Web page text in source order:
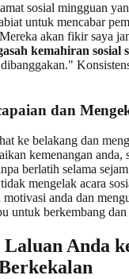
sosial mingguan
untuk mencabar
akan fikir saya
kemahiran sosial
dan
ke belakang dan
kemenangan anda,
berlatih selama
mengelak acara
anda dan
untuk berkembang dan
Anda